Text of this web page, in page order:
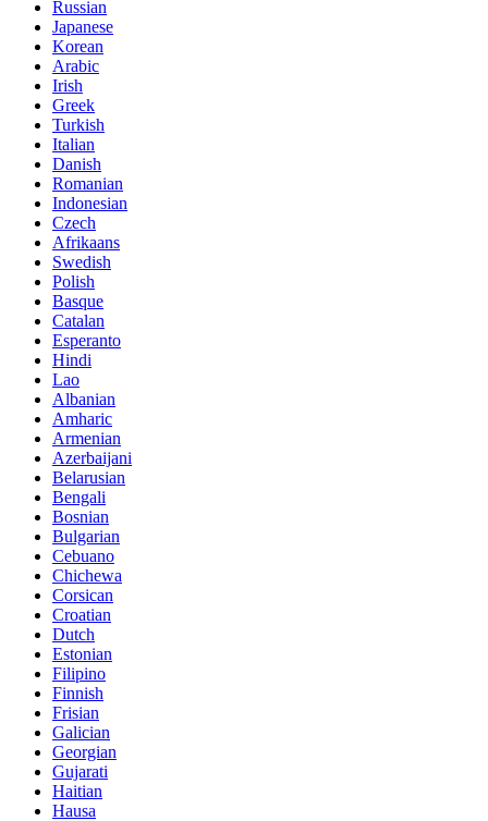
Russian
Japanese
Korean
Arabic
Irish
Greek
Turkish
Italian
Danish
Romanian
Indonesian
Czech
Afrikaans
Swedish
Polish
Basque
Catalan
Esperanto
Hindi
Lao
Albanian
Amharic
Armenian
Azerbaijani
Belarusian
Bengali
Bosnian
Bulgarian
Cebuano
Chichewa
Corsican
Croatian
Dutch
Estonian
Filipino
Finnish
Frisian
Galician
Georgian
Gujarati
Haitian
Hausa